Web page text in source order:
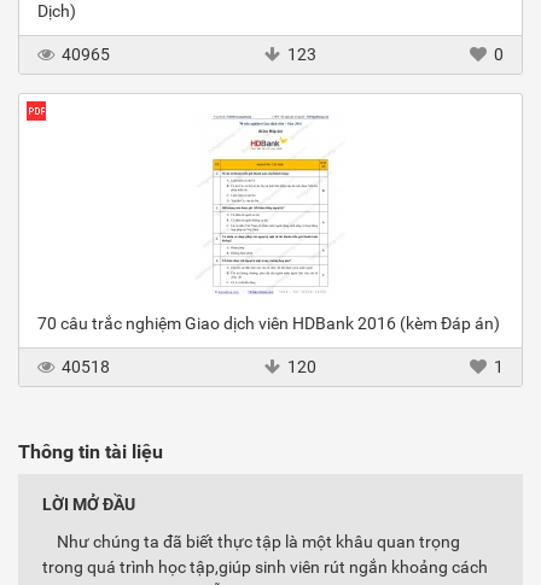
Dịch)
40965 123 0
70 câu trắc nghiệm Giao dịch viên HDBank 2016 (kèm Đáp án)
40518 120 1
Thông tin tài liệu
LỜI MỞ ĐẦU
Như chúng ta đã biết thực tập là một khâu quan trọng
trong quá trình học tập,giúp sinh viên rút ngắn khoảng cách